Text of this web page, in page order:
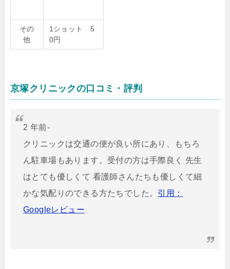
その
他
1ショット 5
0円
京塚クリニックの口コミ・評判
2 年前-
クリニックは交通の便が良い所にあり、もちろ
ん駐車場もあります。受付の方は手際良く 先生
はとても優しくて 看護師さんたちも優しくて細
かな気配りのできる方たちでした。 引用：
Googleレビュー